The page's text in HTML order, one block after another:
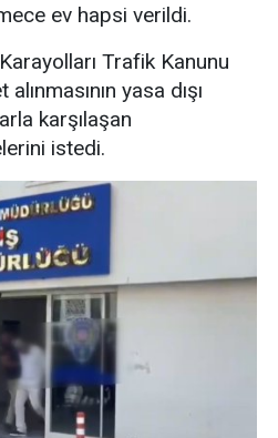
ev hapsi verildi.
Trafik Kanunu
yasa dışı
karşılaşan
istedi.